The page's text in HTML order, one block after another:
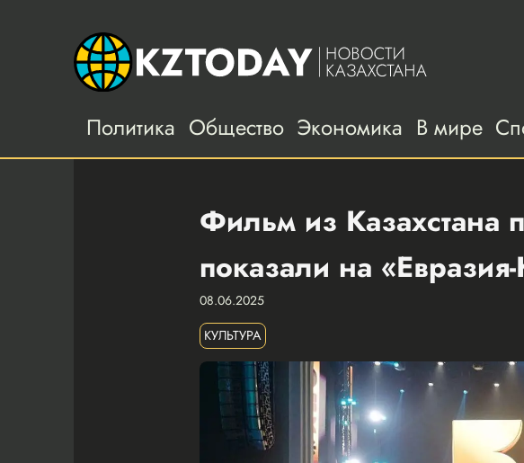
Политика Общество Экономика В мире
Фильм из Казахстана
показали на
08.06.2025
КУЛЬТУРА